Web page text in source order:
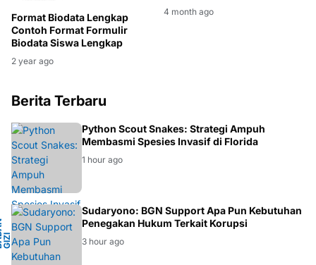
Format Biodata Lengkap
Contoh Format Formulir
Biodata Siswa Lengkap
2 year ago
4 month ago
Berita Terbaru
FLORIDA
Python Scout Snakes: Strategi Ampuh
Membasmi Spesies Invasif di Florida
1 hour ago
D
IL
Sudaryono: BGN Support Apa Pun Kebutuhan
Penegakan Hukum Terkait Korupsi
3 hour ago